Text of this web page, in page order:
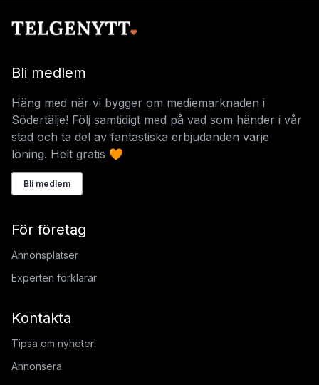
Bli medlem
Häng med när vi bygger om mediemarknaden i
Södertälje! Följ samtidigt med på vad som händer i vår
stad och ta del av fantastiska erbjudanden varje
löning. Helt gratis 🧡
Bli medlem
För företag
Annonsplatser
Experten förklarar
Kontakta
Tipsa om nyheter!
Annonsera